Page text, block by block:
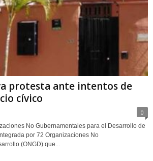
protesta ante intentos de
cívico
0
No Gubernamentales para el Desarrollo de
por 72 Organizaciones No
(ONGD) que...